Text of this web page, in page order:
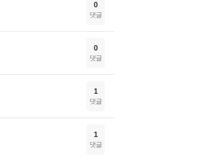
0
댓글
0
댓글
1
댓글
1
댓글